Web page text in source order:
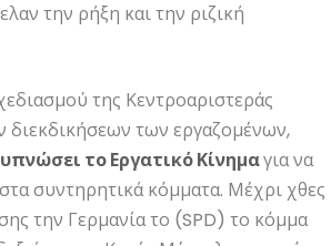
την ρήξη και την ριζική
της Κεντροαριστεράς
διεκδικήσεων των εργαζομένων,
το Εργατικό Κίνημαγια να
συντηρητικά κόμματα. Μέχρι χθες
την Γερμανία το (SPD) το κόμμα